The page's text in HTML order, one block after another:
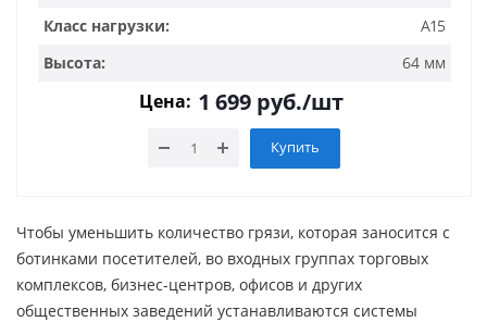
Класс нагрузки:
A15
Высота:
64 мм
Цена: 1 699руб./шт
Купить
Чтобы уменьшить количество грязи, которая заносится с
ботинками посетителей, во входных группах торговых
комплексов, бизнес-центров, офисов и других
общественных заведений устанавливаются системы